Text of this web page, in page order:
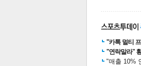
공유 유
"카톡 멀티
"연락말라"
"매출 10%